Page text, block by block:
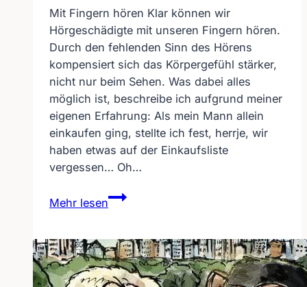
Mit Fingern hören Klar können wir
Hörgeschädigte mit unseren Fingern hören.
Durch den fehlenden Sinn des Hörens
kompensiert sich das Körpergefühl stärker,
nicht nur beim Sehen. Was dabei alles
möglich ist, beschreibe ich aufgrund meiner
eigenen Erfahrung: Als mein Mann allein
einkaufen ging, stellte ich fest, herrje, wir
haben etwas auf der Einkaufsliste
vergessen… Oh…
Mehr lesen
Mit
Fingern